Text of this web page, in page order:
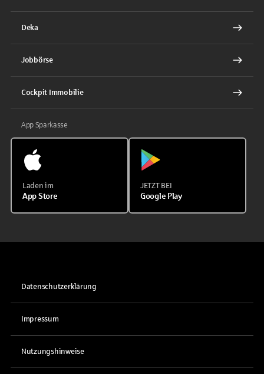
Deka
Jobbörse
Cockpit Immobilie
App Sparkasse
Laden im
App Store
JETZT BEI
Google Play
Datenschutzerklärung
Impressum
Nutzungshinweise